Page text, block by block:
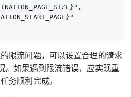
限流问题，可以设置合理的请求
。如果遇到限流错误，应实现重
务顺利完成。